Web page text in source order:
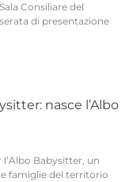
Consiliare del
di presentazione
nasce l’Albo
Babysitter, un
famiglie del territorio